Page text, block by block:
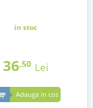
in stoc
36,50 Lei
Adauga in cos